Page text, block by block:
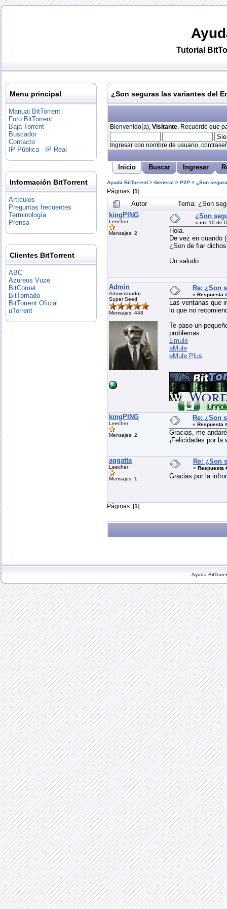
Tutorial
¿Son seguras las variantes del
Bienvenido(a), Visitante. Recuerde que
Ingresar con nombre de usuario,
Inicio Buscar Ingresar
Ayuda BitTorrent> General > P2P > ¿Son
Páginas: [1]
Autor
Tema: ¿Son
kingPING
Leecher
Mensajes: 2
¿Son
« en: 10 de
Hola.
De vez en cuando
¿Son de fiar
Un saludo
Admin
Administrador
Super Seed
Mensajes: 448
Re: ¿Son
« Respuesta
Las ventanas que
lo que no
Te paso un
problemas.
Emule
aMule
eMule Plus
kingPING
Leecher
Mensajes: 2
Re: ¿Son
« Respuesta
Gracias, me
¡Felicidades por la
aggatta
Leecher
Mensajes: 1
Re: ¿Son
« Respuesta
Gracias por la
Páginas: [1]
Menu principal
Manual BitTorrent
Foro BitTorrent
Baja Torrent
Buscador
Contacto
IP Pública - IP Real
Información BitTorrent
Artículos
Preguntas frecuentes
Terminología
Prensa
Clientes BitTorrent
ABC
Azureus Vuze
BitComet
BitTornado
BitTorrent Oficial
uTorrent
Ayuda